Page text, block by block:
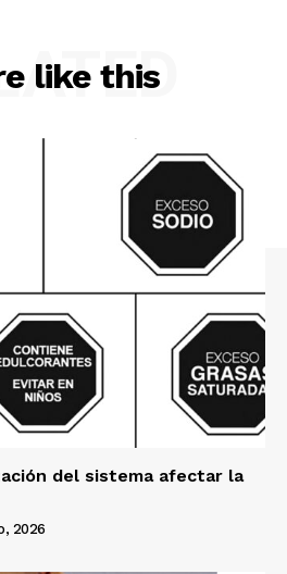
like this
del sistema afectar la
2026